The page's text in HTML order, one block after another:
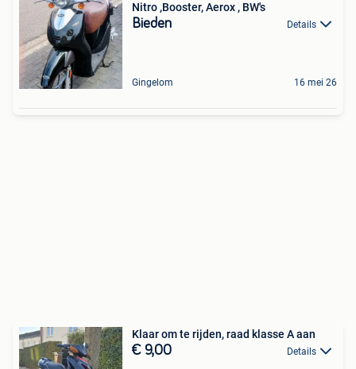
Nitro ,Booster, Aerox , BW's
Bieden Details
Gingelom 16 mei 26
Klaar om te rijden, raad klasse A aan
€ 9,00 Details